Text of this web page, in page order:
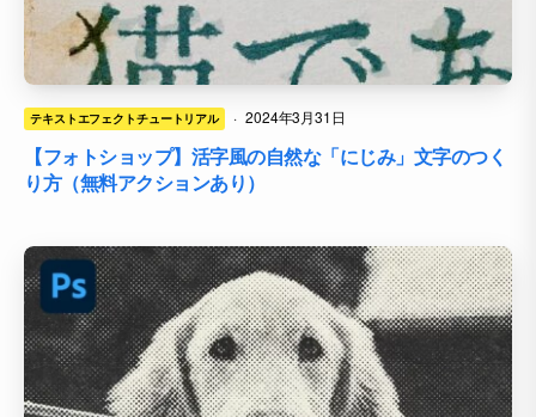
テキストエフェクトチュートリアル · 2024年3月31日
【フォトショップ】活字風の自然な「にじみ」文字のつく
り方（無料アクションあり）